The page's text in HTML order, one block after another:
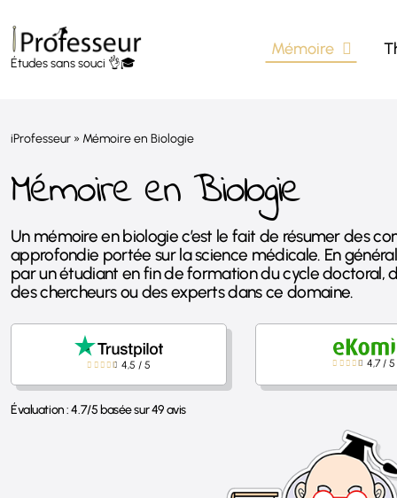
au
contenu
Études sans souci 👌🎓
Mémoire
iProfesseur» Mémoire en Biologie
Mémoire en Biologie
Un mémoire en biologie c’est le fait de résumer des
approfondie portée sur la science médicale. En
par un étudiant en fin de formation du cycle doctoral,
des chercheurs ou des experts dans ce domaine.
4,5 / 5 4,7/ 5
Évaluation :4.7/5 basée sur49avis